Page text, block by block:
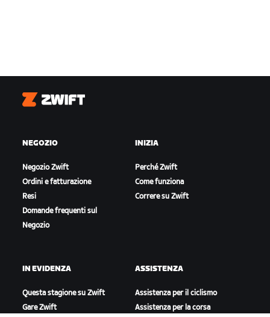
Zwift
NEGOZIO
Negozio Zwift
Ordini e fatturazione
Resi
Domande frequenti sul
Negozio
INIZIA
Perché Zwift
Come funziona
Correre su Zwift
IN EVIDENZA
Questa stagione su Zwift
Gare Zwift
ASSISTENZA
Assistenza per il ciclismo
Assistenza per la corsa